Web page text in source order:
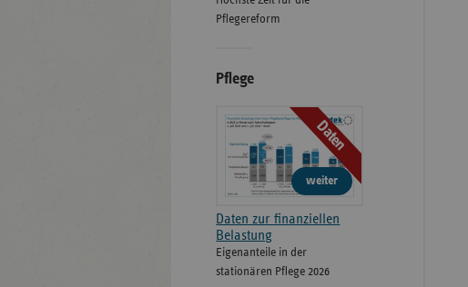
Pflegereform
Pflege
Daten
weiter
Daten zur finanziellen
Belastung
Eigenanteile in der
stationären Pflege 2026